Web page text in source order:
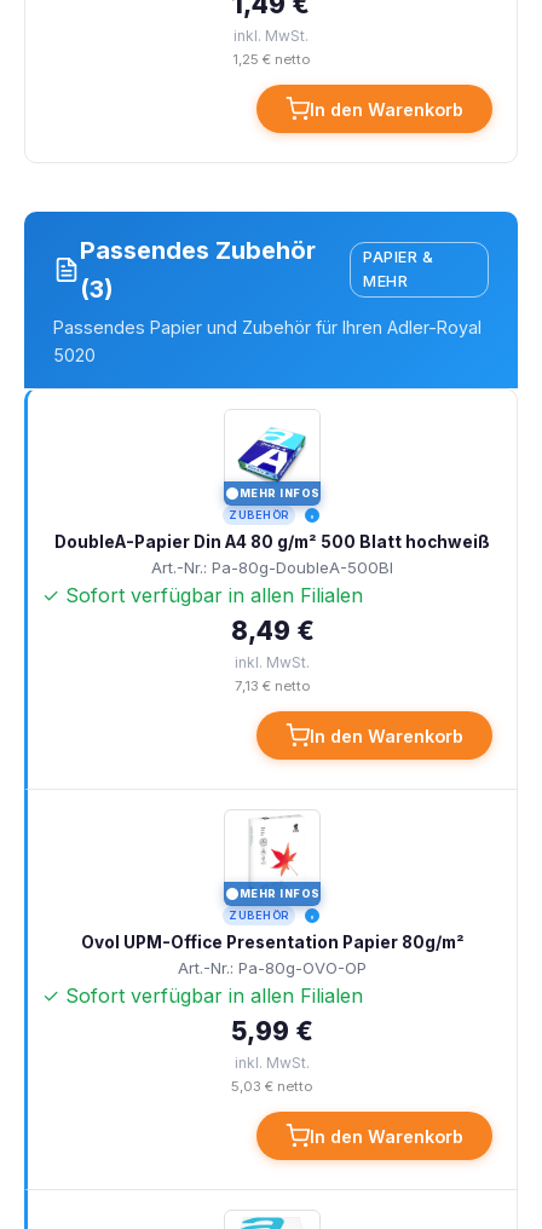
inkl. MwSt.
1,25 € netto
In den Warenkorb
Passendes Zubehör
(3)
PAPIER &
MEHR
Passendes Papier und Zubehör für Ihren Adler-Royal
5020
MEHR INFOS
ZUBEHÖR
DoubleA-Papier Din A4 80 g/m² 500 Blatt hochweiß
Art.-Nr.: Pa-80g-DoubleA-500Bl
✓ Sofort verfügbar in allen Filialen
8,49 €
inkl. MwSt.
7,13 € netto
In den Warenkorb
MEHR INFOS
ZUBEHÖR
Ovol UPM-Office Presentation Papier 80g/m²
Art.-Nr.: Pa-80g-OVO-OP
✓ Sofort verfügbar in allen Filialen
5,99 €
inkl. MwSt.
5,03 € netto
In den Warenkorb